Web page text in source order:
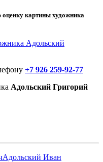
картины художника
Адольский
+7 926 259-92-77
Адольский Григорий
Адольский Иван